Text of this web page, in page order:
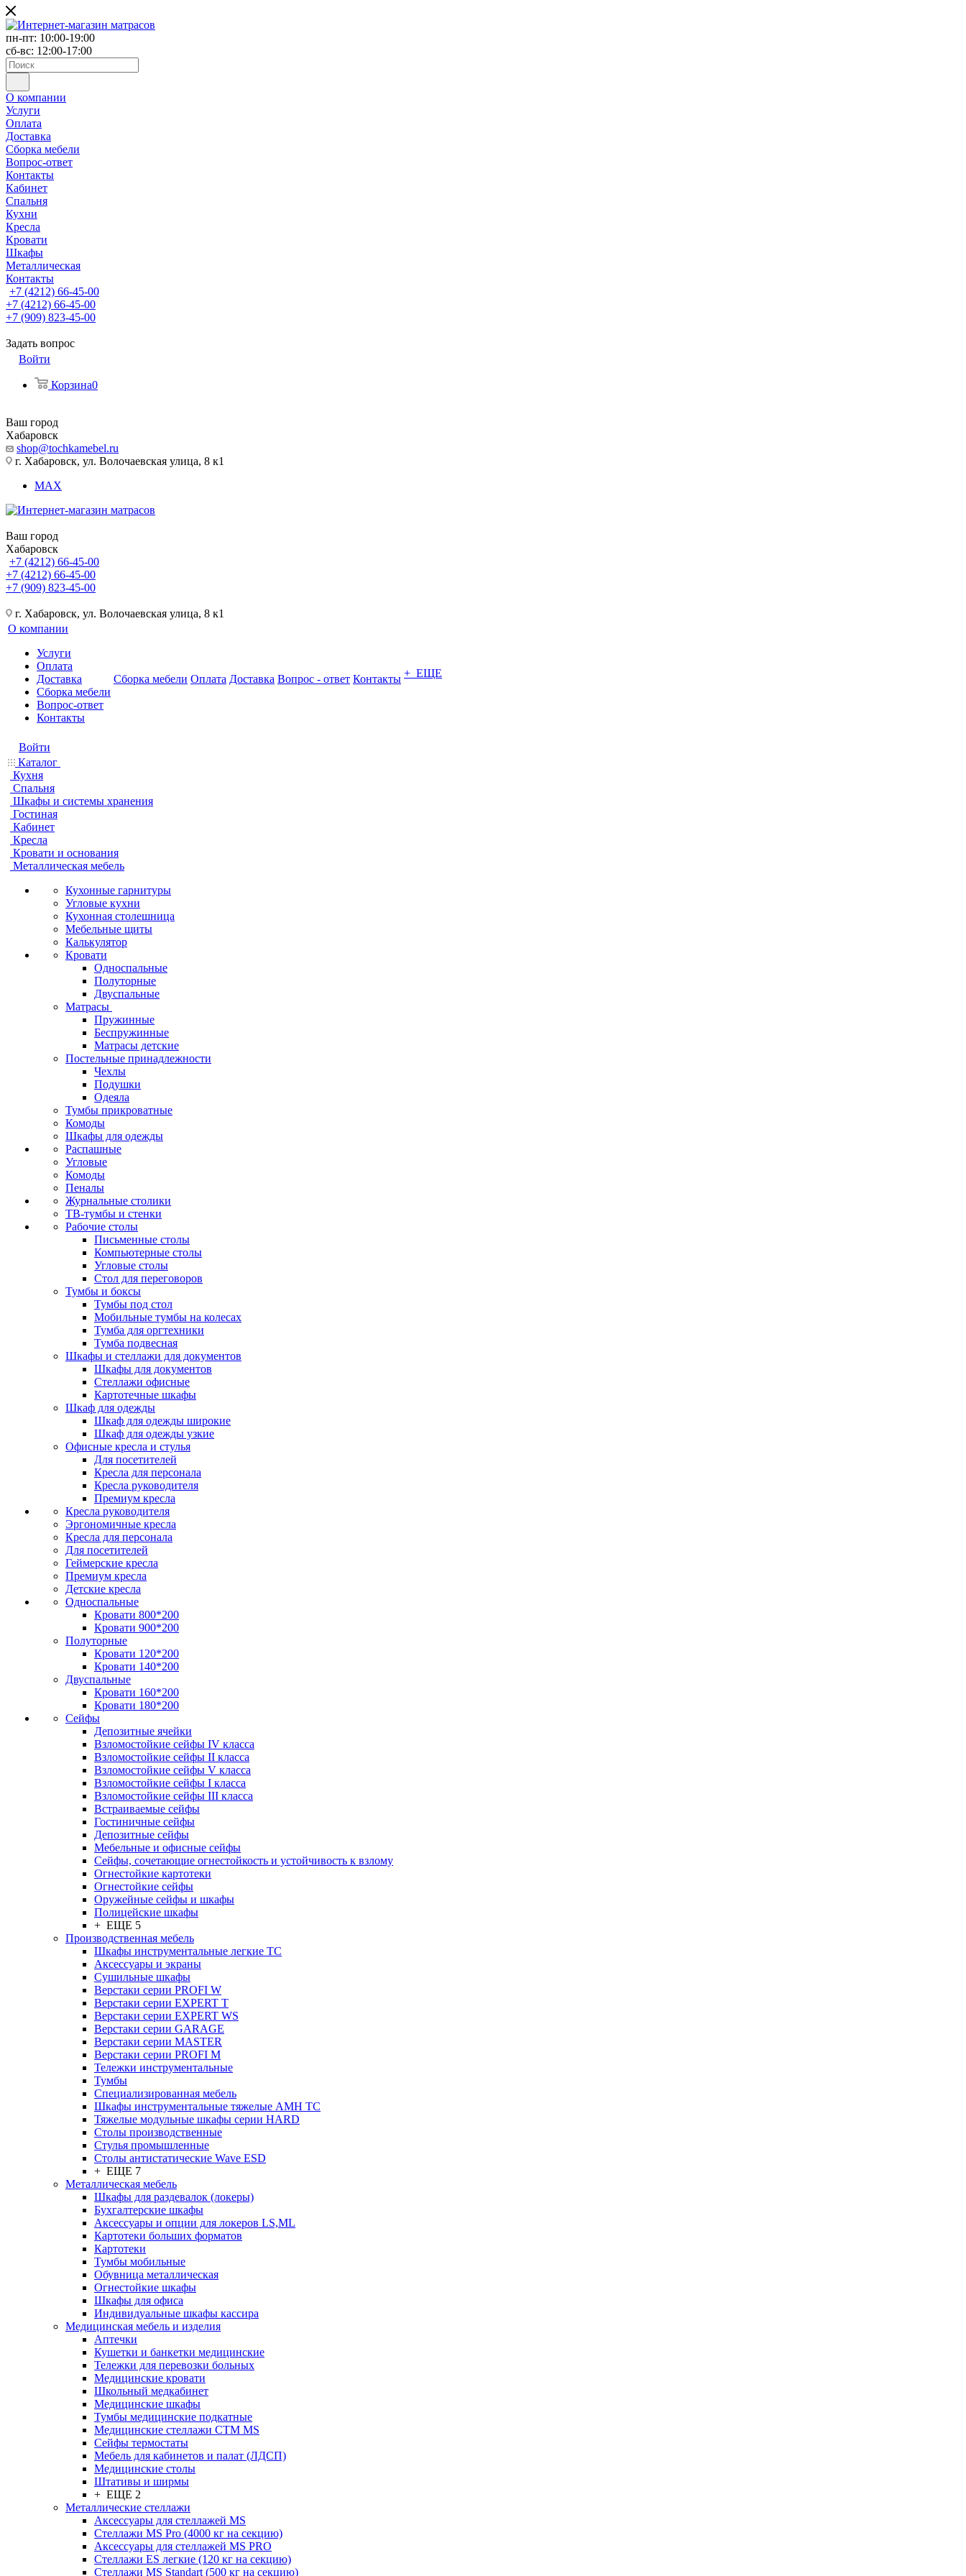
пн-пт: 10:00-19:00
сб-вс: 12:00-17:00
О компании
Услуги
Оплата
Доставка
Сборка мебели
Вопрос-ответ
Контакты
Кабинет
Спальня
Кухни
Кресла
Кровати
Шкафы
Металлическая
Контакты
+7 (4212) 66-45-00
+7 (4212) 66-45-00
+7 (909) 823-45-00
Задать вопрос
Войти
Корзина0
Ваш город
Хабаровск
shop@tochkamebel.ru
г. Хабаровск, ул. Волочаевская улица, 8 к1
MAX
Ваш город
Хабаровск
+7 (4212) 66-45-00
+7 (4212) 66-45-00
+7 (909) 823-45-00
г. Хабаровск, ул. Волочаевская улица, 8 к1
О компании
Услуги
Оплата
Доставка
Сборка мебели
Вопрос-ответ
Контакты
Сборка мебели Оплата Доставка Вопрос - ответ Контакты + ЕЩЕ
Войти
Каталог
Кухня
Спальня
Шкафы и системы хранения
Гостиная
Кабинет
Кресла
Кровати и основания
Металлическая мебель
Кухонные гарнитуры
Угловые кухни
Кухонная столешница
Мебельные щиты
Калькулятор
Кровати
Односпальные
Полуторные
Двуспальные
Матрасы
Пружинные
Беспружинные
Матрасы детские
Постельные принадлежности
Чехлы
Подушки
Одеяла
Тумбы прикроватные
Комоды
Шкафы для одежды
Распашные
Угловые
Комоды
Пеналы
Журнальные столики
ТВ‑тумбы и стенки
Рабочие столы
Письменные столы
Компьютерные столы
Угловые столы
Стол для переговоров
Тумбы и боксы
Тумбы под стол
Мобильные тумбы на колесах
Тумба для оргтехники
Тумба подвесная
Шкафы и стеллажи для документов
Шкафы для документов
Стеллажи офисные
Картотечные шкафы
Шкаф для одежды
Шкаф для одежды широкие
Шкаф для одежды узкие
Офисные кресла и стулья
Для посетителей
Кресла для персонала
Кресла руководителя
Премиум кресла
Кресла руководителя
Эргономичные кресла
Кресла для персонала
Для посетителей
Геймерские кресла
Премиум кресла
Детские кресла
Односпальные
Кровати 800*200
Кровати 900*200
Полуторные
Кровати 120*200
Кровати 140*200
Двуспальные
Кровати 160*200
Кровати 180*200
Сейфы
Депозитные ячейки
Взломостойкие сейфы IV класса
Взломостойкие сейфы II класса
Взломостойкие сейфы V класса
Взломостойкие сейфы I класса
Взломостойкие сейфы III класса
Встраиваемые сейфы
Гостиничные сейфы
Депозитные сейфы
Мебельные и офисные сейфы
Сейфы, сочетающие огнестойкость и устойчивость к взлому
Огнестойкие картотеки
Огнестойкие сейфы
Оружейные сейфы и шкафы
Полицейские шкафы
+ ЕЩЕ 5
Производственная мебель
Шкафы инструментальные легкие ТС
Аксессуары и экраны
Cушильные шкафы
Верстаки серии PROFI W
Верстаки серии EXPERT T
Верстаки серии EXPERT WS
Верстаки серии GARAGE
Верстаки серии MASTER
Верстаки серии PROFI M
Тележки инструментальные
Тумбы
Cпециализированная мебель
Шкафы инструментальные тяжелые AMH TC
Тяжелые модульные шкафы серии HARD
Столы производственные
Стулья промышленные
Столы антистатические Wave ESD
+ ЕЩЕ 7
Металлическая мебель
Шкафы для раздевалок (локеры)
Бухгалтерские шкафы
Аксессуары и опции для локеров LS,ML
Картотеки больших форматов
Картотеки
Тумбы мобильные
Обувница металлическая
Огнестойкие шкафы
Шкафы для офиса
Индивидуальные шкафы кассира
Медицинская мебель и изделия
Аптечки
Кушетки и банкетки медицинские
Тележки для перевозки больных
Медицинские кровати
Школьный медкабинет
Медицинские шкафы
Тумбы медицинские подкатные
Медицинские стеллажи CTM MS
Сейфы термостаты
Мебель для кабинетов и палат (ЛДСП)
Медицинские столы
Штативы и ширмы
+ ЕЩЕ 2
Металлические стеллажи
Аксессуары для стеллажей MS
Стеллажи MS Pro (4000 кг на секцию)
Аксессуары для стеллажей MS PRO
Стеллажи ES легкие (120 кг на секцию)
Стеллажи MS Standart (500 кг на секцию)